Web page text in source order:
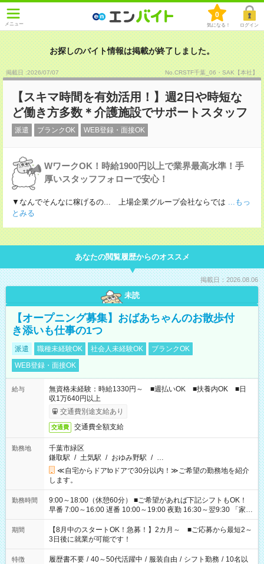
メニュー
0
気になる！ ログイン
お探しのバイト情報は掲載が終了しました。
掲載日 :2026/07/07 No.CRSTF千葉_06・SAK【本社】
【スキマ時間を有効活用！】週2日や時短な
ど働き方多数＊介護施設でサポートスタッフ
派遣 ブランクOK WEB登録・面接OK
WワークOK！時給1900円以上で業界最高水準！手
厚いスタッフフォローで安心！
▼なんでそんなに稼げるの... 上場企業グループ会社ならでは ...もっ
とみる
あなたの閲覧履歴からのオススメ
掲載日：2026.08.06
未読
【オープニング募集】おばあちゃんのお散歩付
き添いも仕事の1つ
派遣 職種未経験OK 社会人未経験OK
ブランクOK
WEB登録・面接OK
給与
無資格未経験：時給1330円～ ■週払いOK ■扶養内OK ■日
収1万640円以上
交通費別途支給あり
交通費 交通費全額支給
勤務地
千葉市緑区
鎌取駅 / 土気駅 / おゆみ野駅 / …
≪自宅からドアtoドアで30分以内！≫ご希望の勤務地を紹介
します。
勤務時間
9:00～18:00（休憩60分） ■ご希望があれば下記シフトもOK！
早番 7:00～16:00 遅番 10:00～19:00 夜勤 16:30～翌9:30 「家族
と休みを合わせたい」 「余裕を持って夕飯の準備がしたい」
「できれば残業はしたくない」 など、ご希望を教えてください
ね。 ※Wワーク希望の方へ 今ご覧のお仕事で希望する勤務時間
と、もう1つのお仕事の勤務時間。 合計で週40時間を超える場
合は応募できません。
期間
【8月中のスタートOK！急募！】2カ月～ ■ご応募から最短2～
3日後に就業が可能です！
特徴 履歴書不要 / 40～50代活躍中 / 服装自由 / シフト勤務 / 10名以